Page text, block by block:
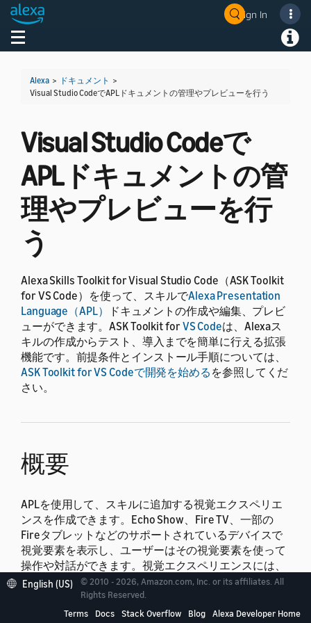
Sign In
Toggle navigation
Alexa > ドキュメント >
Visual Studio CodeでAPLドキュメントの管理やプレビューを行う
Visual Studio Codeで
APLドキュメントの管
理やプレビューを行
う
Alexa Skills Toolkit for Visual Studio Code（ASK Toolkit
for VS Code）を使って、スキルでAlexa Presentation
Language（APL）
ドキュメントの作成や編集、プレビ
ューができます。ASK Toolkit for VS Codeは、Alexaス
キルの作成からテスト、導入までを簡単に行える拡張
機能です。前提条件とインストール手順については、
ASK Toolkit for VS Codeで開発を始める を参照してくだ
さい。
概要
APLを使用して、スキルに追加する視覚エクスペリエ
ンスを作成できます。Echo Show、Fire TV、一部の
Fireタブレットなどのサポートされているデバイスで
視覚要素を表示し、ユーザーはその視覚要素を使って
操作や対話ができます。視覚エクスペリエンスには、
アニメーション、グラフィック、画像、スライドショ
ー、ビデオを含めることができます。詳細について
スキルに視覚要素とオーディオを追加するを参照
English (US)
© 2010 - 2026, Amazon.com, Inc. or its affiliates. All
Rights Reserved.
Terms
Docs Stack Overflow Blog Alexa Developer Home
Welcome! Ask the DevAssistant